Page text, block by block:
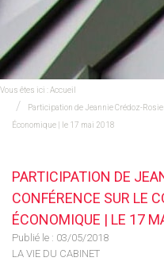
Vous êtes ici :Accueil
Participation de Jeannie Crédoz-
Économique | le 17 mai 2018
PARTICIPATION DE
CONFÉRENCE SUR LE
ÉCONOMIQUE | LE 17
Publié le : 03/05/2018
LA VIE DU CABINET